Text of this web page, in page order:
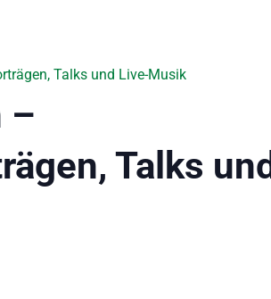
Talks und Live-Musik
–
Talks und